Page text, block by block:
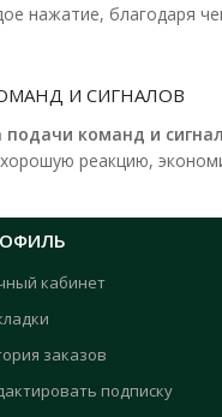
нажатие, благодаря
И СИГНАЛОВ
подачи команд и
реакцию,
кабинет
заказов
подписку